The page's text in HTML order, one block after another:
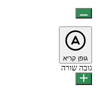
גופן קריא
גובה שורה